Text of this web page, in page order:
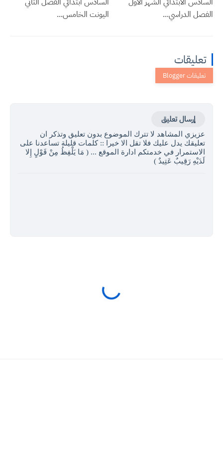
الفصل الدراسي...
اليونت الخامس...
تعليقات
إرسال تعليق
عزيزي المشاهد لا تترك الموضوع بدون تعليق وتذكر ان
تعليقك يدل عليك فلا تقل الا خيرا :: كلمات قليلة تساعدنا على
الاستمرار في خدمتكم ادارة الموقع ... ( مَا يَلْفِظُ مِنْ قَوْلٍ إِلا
لَدَيْهِ رَقِيبٌ عَتِيدٌ )